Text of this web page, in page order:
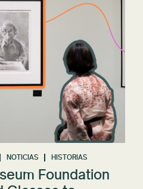
NOTICIAS HISTORIAS
Foundation